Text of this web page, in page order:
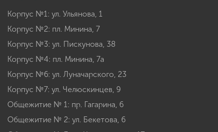
Корпус №1: ул. Ульянова, 1
Корпус №2: пл. Минина, 7
Корпус №3: ул. Пискунова, 38
Корпус №4: пл. Минина, 7а
Корпус №6: ул. Луначарского, 23
Корпус №7: ул. Челюскинцев, 9
Общежитие № 1: пр. Гагарина, 6
Общежитие № 2: ул. Бекетова, 6